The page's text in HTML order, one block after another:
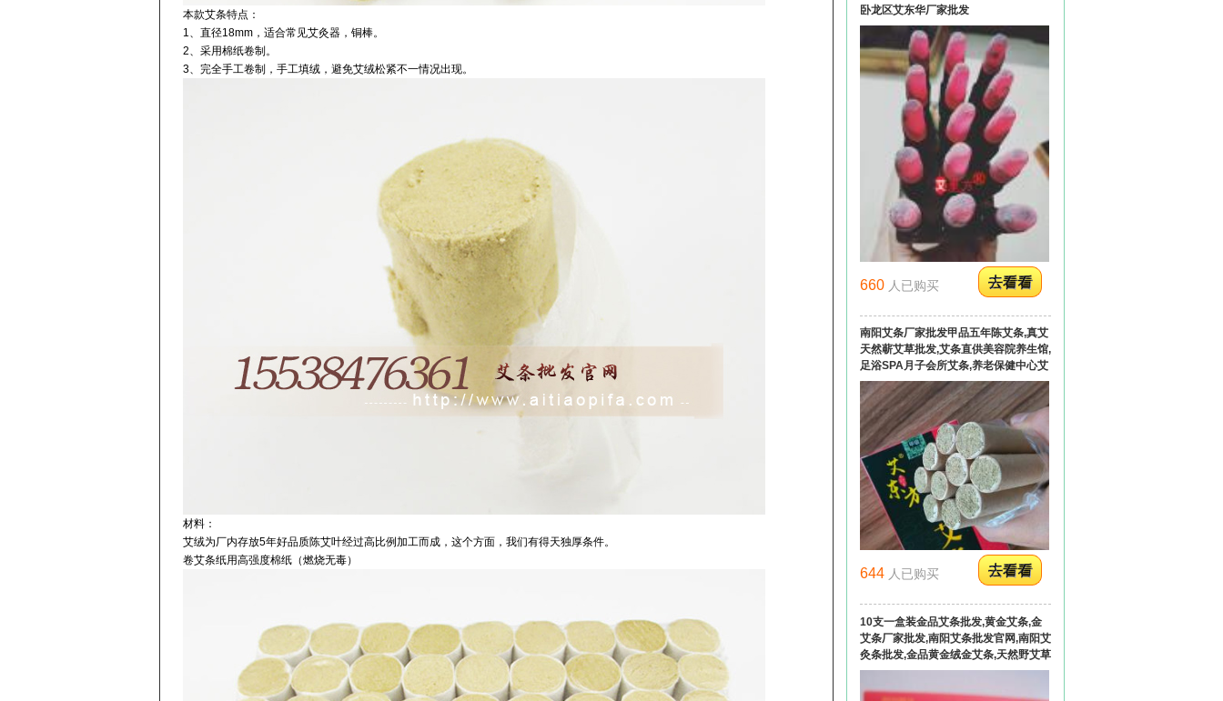
本款艾条特点：
1、直径18mm，适合常见艾灸器，铜棒。
2、采用棉纸卷制。
3、完全手工卷制，手工填绒，避免艾绒松紧不一情况出现。
材料：
艾绒为厂内存放5年好品质陈艾叶经过高比例加工而成，这个方面，我们有得天独厚条件。
卷艾条纸用高强度棉纸（燃烧无毒）
卧龙区艾东华厂家批发
660 人已购买
南阳艾条厂家批发甲品五年陈艾条,真艾
天然蕲艾草批发,艾条直供美容院养生馆,
足浴SPA月子会所艾条,养老保健中心艾
灸条
644 人已购买
10支一盒装金品艾条批发,黄金艾条,金
艾条厂家批发,南阳艾条批发官网,南阳艾
灸条批发,金品黄金绒金艾条,天然野艾草
五年陈手工艾条